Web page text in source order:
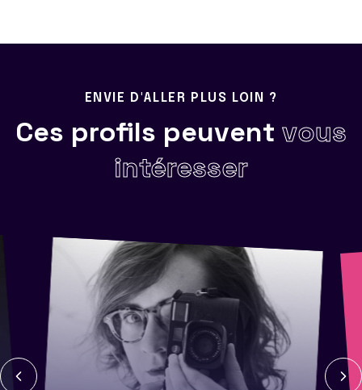
ENVIE D'ALLER PLUS LOIN ?
Ces profils peuvent vous
intéresser